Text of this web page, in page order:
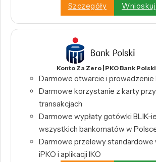
Szczegóły
Konto Za Zero | PKO Bank
Darmowe otwarcie i prowadzenie
Darmowe korzystanie z karty przy
transakcjach
Darmowe wypłaty gotówki BLIK-
wszystkich bankomatów w
Darmowe przelewy standardowe
iPKO i aplikacji IKO